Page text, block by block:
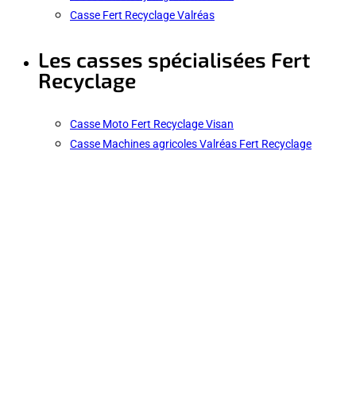
Casse Fert Recyclage Valréas
Les casses spécialisées Fert
Recyclage
Casse Moto Fert Recyclage Visan
Casse Machines agricoles Valréas Fert Recyclage